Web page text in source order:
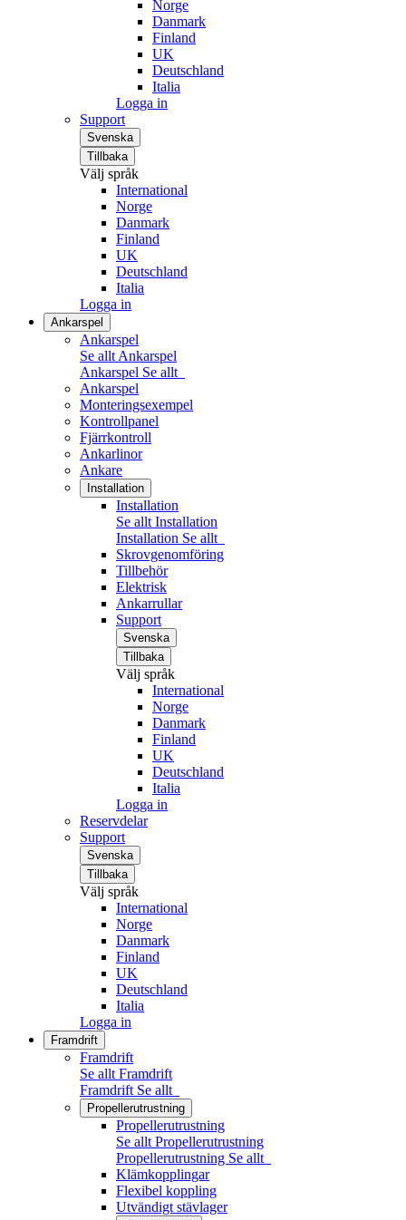
Norge
Danmark
Finland
UK
Deutschland
Italia
Logga in
Support
Svenska
Tillbaka
Välj språk
International
Norge
Danmark
Finland
UK
Deutschland
Italia
Logga in
Ankarspel
Ankarspel
Se allt Ankarspel
Ankarspel Se allt
Ankarspel
Monteringsexempel
Kontrollpanel
Fjärrkontroll
Ankarlinor
Ankare
Installation
Installation
Se allt Installation
Installation Se allt
Skrovgenomföring
Tillbehör
Elektrisk
Ankarrullar
Support
Svenska
Tillbaka
Välj språk
International
Norge
Danmark
Finland
UK
Deutschland
Italia
Logga in
Reservdelar
Support
Svenska
Tillbaka
Välj språk
International
Norge
Danmark
Finland
UK
Deutschland
Italia
Logga in
Framdrift
Framdrift
Se allt Framdrift
Framdrift Se allt
Propellerutrustning
Propellerutrustning
Se allt Propellerutrustning
Propellerutrustning Se allt
Klämkopplingar
Flexibel koppling
Utvändigt stävlager